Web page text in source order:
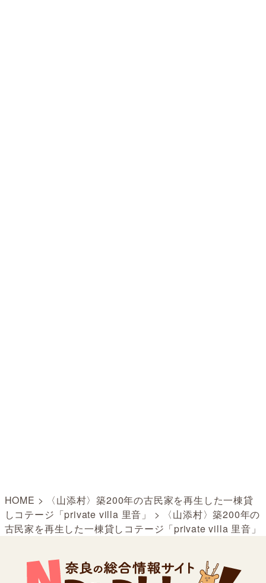
HOME >
〈山添村〉築200年の古民家を再生した一棟貸
しコテージ「private villa 里音」
>
〈山添村〉築200年の
古民家を再生した一棟貸しコテージ「private villa 里音」